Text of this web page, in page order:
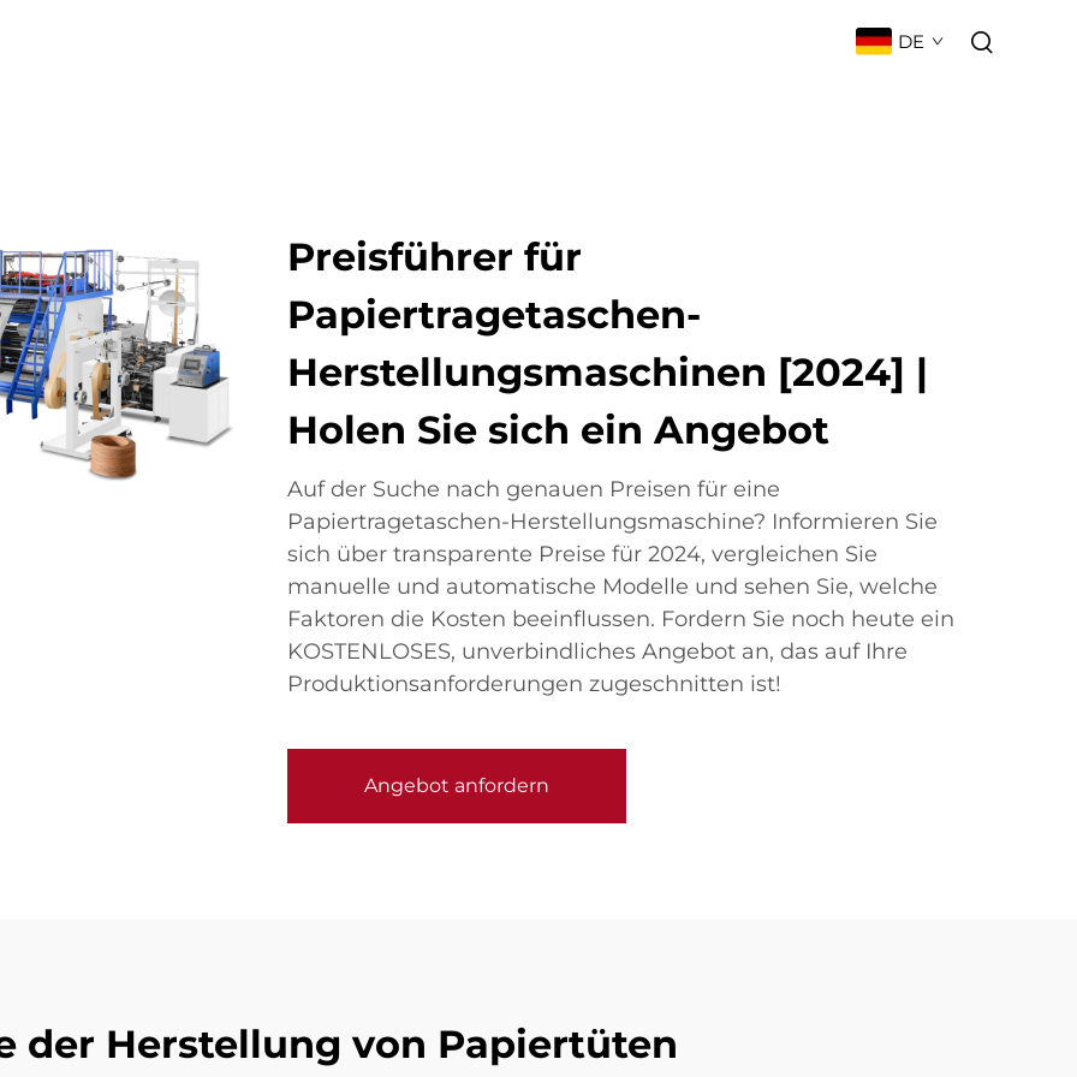
DE
Preisführer für
Papiertragetaschen-
Herstellungsmaschinen [2024] |
Holen Sie sich ein Angebot
Auf der Suche nach genauen Preisen für eine
Papiertragetaschen-Herstellungsmaschine? Informieren Sie
sich über transparente Preise für 2024, vergleichen Sie
manuelle und automatische Modelle und sehen Sie, welche
Faktoren die Kosten beeinflussen. Fordern Sie noch heute ein
KOSTENLOSES, unverbindliches Angebot an, das auf Ihre
Produktionsanforderungen zugeschnitten ist!
Angebot anfordern
der Herstellung von Papiertüten